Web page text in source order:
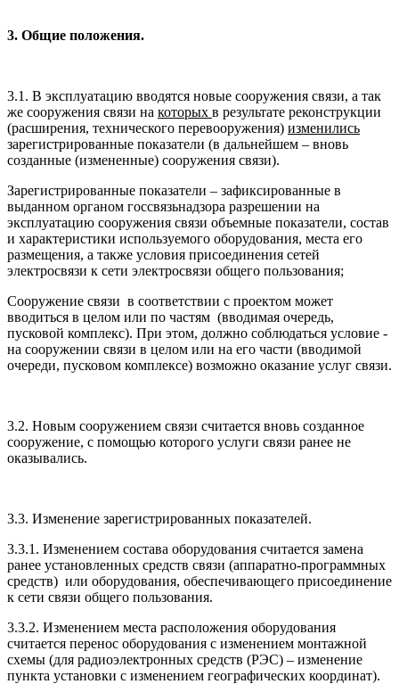
3. Общие положения.
3.1. В эксплуатацию вводятся новые сооружения связи, а так
же сооружения связи на которых в результате реконструкции
(расширения, технического перевооружения) изменились
зарегистрированные показатели (в дальнейшем – вновь
созданные (измененные) сооружения связи).
Зарегистрированные показатели – зафиксированные в
выданном органом госсвязьнадзора разрешении на
эксплуатацию сооружения связи объемные показатели, состав
и характеристики используемого оборудования, места его
размещения, а также условия присоединения сетей
электросвязи к сети электросвязи общего пользования;
Сооружение связи в соответствии с проектом может
вводиться в целом или по частям (вводимая очередь,
пусковой комплекс). При этом, должно соблюдаться условие -
на сооружении связи в целом или на его части (вводимой
очереди, пусковом комплексе) возможно оказание услуг связи.
3.2. Новым сооружением связи считается вновь созданное
сооружение, с помощью которого услуги связи ранее не
оказывались.
3.3. Изменение зарегистрированных показателей.
3.3.1. Изменением состава оборудования считается замена
ранее установленных средств связи (аппаратно-программных
средств) или оборудования, обеспечивающего присоединение
к сети связи общего пользования.
3.3.2. Изменением места расположения оборудования
считается перенос оборудования с изменением монтажной
схемы (для радиоэлектронных средств (РЭС) – изменение
пункта установки с изменением географических координат).